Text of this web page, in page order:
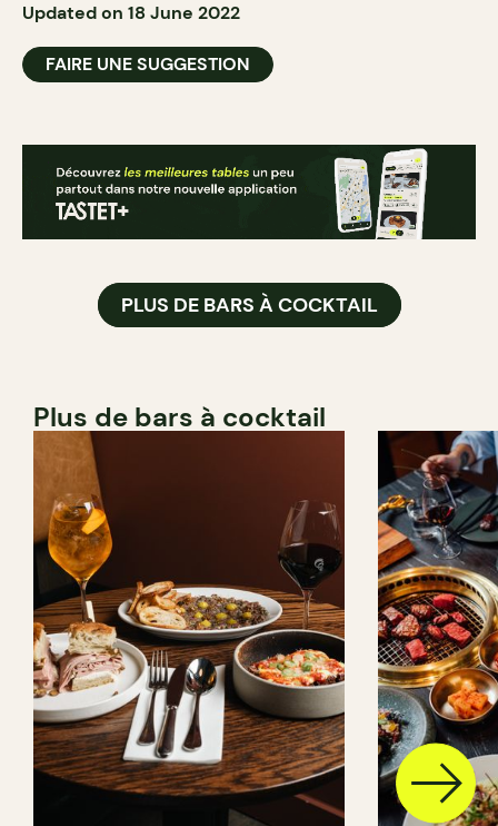
Updated on 18 June 2022
FAIRE UNE SUGGESTION
PLUS DE BARS À COCKTAIL
Plus de bars à cocktail